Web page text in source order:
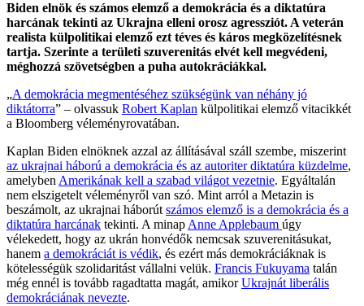
Biden elnök és számos elemző a demokrácia és a diktatúra
harcának tekinti az Ukrajna elleni orosz agressziót. A veterán
realista külpolitikai elemző ezt téves és káros megközelítésnek
tartja. Szerinte a területi szuverenitás elvét kell megvédeni,
méghozzá szövetségben a puha autokráciákkal.
„A demokrácia megmentéséhez szükségünk van néhány jó
diktátorra” – olvassuk Robert Kaplan külpolitikai elemző vitacikkét
a Bloomberg véleményrovatában.
Kaplan Biden elnöknek azzal az állításával száll szembe, miszerint
az ukrajnai háború a demokrácia és az autoriter diktatúra küzdelme,
amelyben Amerikának kell a szabad világot vezetnie. Egyáltalán
nem elszigetelt véleményről van szó. Mint arról a Metazin is
beszámolt, az ukrajnai háborút számos elemző is a demokrácia és a
diktatúra harcának tekinti. A minap Anne Applebaum úgy
vélekedett, hogy az ukrán honvédők nemcsak szuverenitásukat,
hanem a demokráciát is védik, és ezért más demokráciáknak is
kötelességük szolidaritást vállalni velük. Francis Fukuyama talán
még ennél is tovább ragadtatta magát, amikorUkrajnát liberális
demokráciának nevezte.